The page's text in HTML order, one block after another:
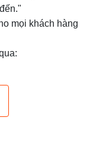
mọi khách hàng